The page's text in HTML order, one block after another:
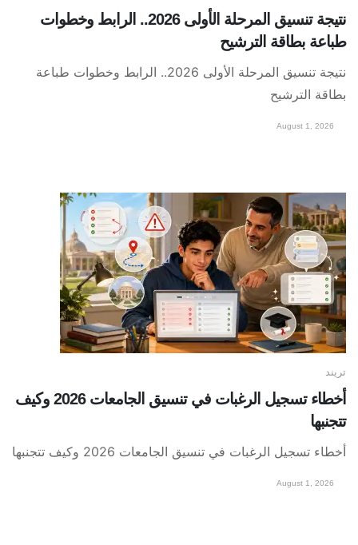
نتيجة تنسيق المرحلة الأولى 2026.. الرابط وخطوات
طباعة بطاقة الترشيح
نتيجة تنسيق المرحلة الأولى 2026.. الرابط وخطوات طباعة
بطاقة الترشيح
August 1, 2026
تريند
أخطاء تسجيل الرغبات في تنسيق الجامعات 2026 وكيف
تتجنبها
أخطاء تسجيل الرغبات في تنسيق الجامعات 2026 وكيف تتجنبها
August 1, 2026